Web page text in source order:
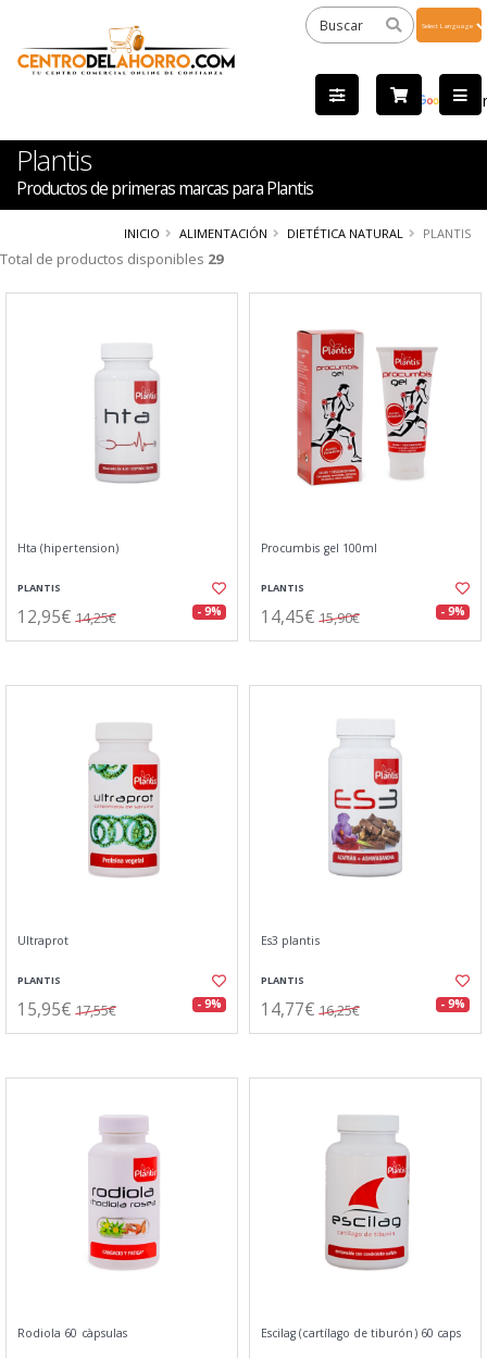
by
Plantis
Productos de primeras marcas para Plantis
INICIO ALIMENTACIÓN DIETÉTICA NATURAL PLANTIS
Total de productos disponibles 29
Hta (hipertension)
PLANTIS
12,95€ 14,25€ - 9%
Procumbis gel 100ml
PLANTIS
14,45€ 15,90€ - 9%
Ultraprot
PLANTIS
15,95€ 17,55€ - 9%
Es3 plantis
PLANTIS
14,77€ 16,25€ - 9%
Rodiola 60 càpsulas Escilag (cartílago de tiburón) 60 caps